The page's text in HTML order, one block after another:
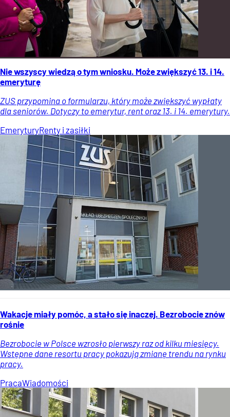
Nie wszyscy wiedzą o tym wniosku. Może zwiększyć 13. i 14.
emeryturę
ZUS przypomina o formularzu, który może zwiększyć wypłaty
dla seniorów. Dotyczy to emerytur, rent oraz 13. i 14. emerytury.
EmeryturyRenty i zasiłki
Wakacje miały pomóc, a stało się inaczej. Bezrobocie znów
rośnie
Bezrobocie w Polsce wzrosło pierwszy raz od kilku miesięcy.
Wstępne dane resortu pracy pokazują zmianę trendu na rynku
pracy.
PracaWiadomości